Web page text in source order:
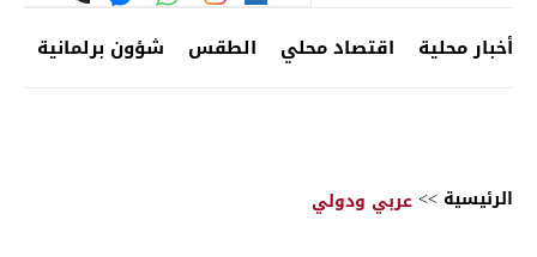
أخبار محلية اقتصاد محلي الطقس شؤون برلمانية
الرئيسية >>عربي ودولي